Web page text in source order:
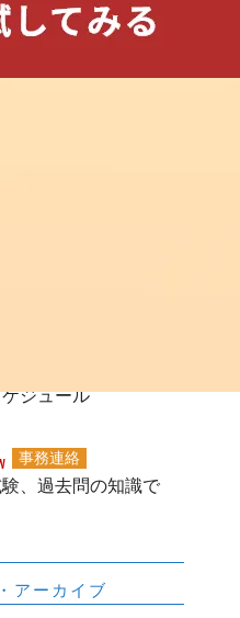
事務連絡
ートで頂いた声_そ
ジュール
事務連絡
、過去問の知識で
アーカイブ